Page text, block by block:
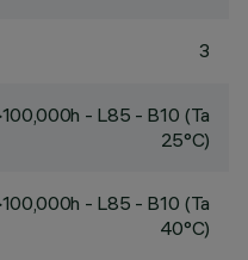
3
- L85 - B10 (Ta
25°C)
- L85 - B10 (Ta
40°C)